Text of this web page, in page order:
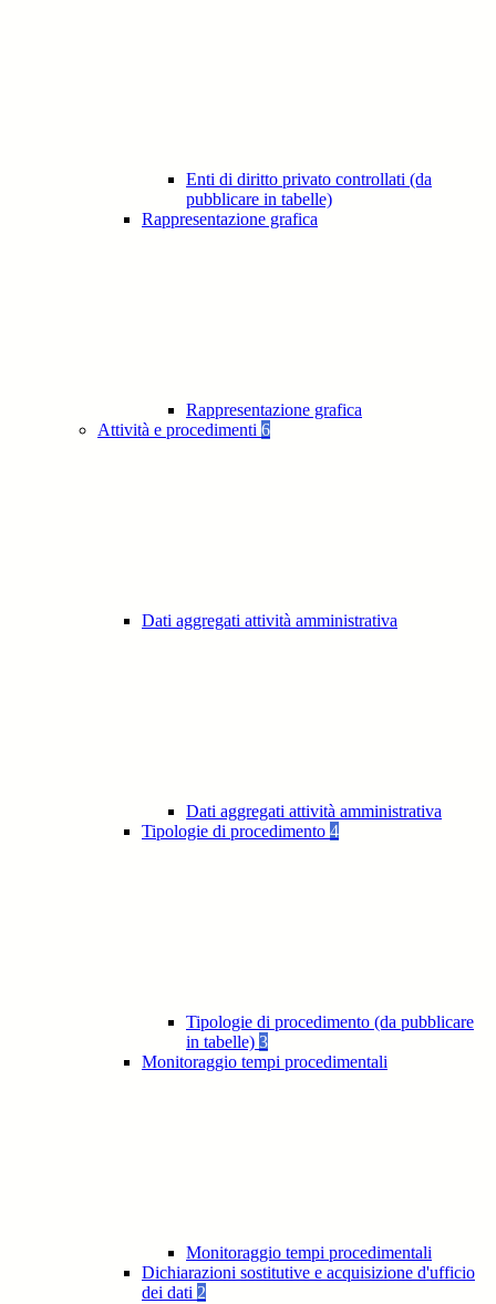
Enti di diritto privato controllati (da
pubblicare in tabelle)
Rappresentazione grafica
Rappresentazione grafica
Attività e procedimenti 6
Dati aggregati attività amministrativa
Dati aggregati attività amministrativa
Tipologie di procedimento 4
Tipologie di procedimento (da pubblicare
in tabelle) 3
Monitoraggio tempi procedimentali
Monitoraggio tempi procedimentali
Dichiarazioni sostitutive e acquisizione d'ufficio
dei dati 2